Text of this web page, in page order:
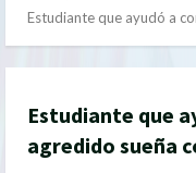
Estudiante que ayudó a
Estudiante que
agredido sueña